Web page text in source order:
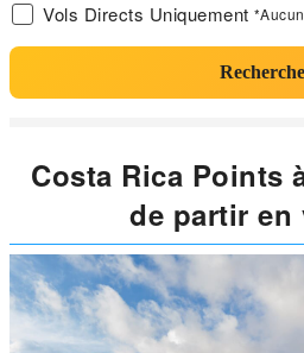
Vols Directs Uniquement
Costa Rica Points
de partir en